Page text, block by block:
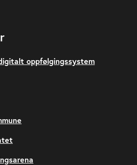
oppfølgingssystem